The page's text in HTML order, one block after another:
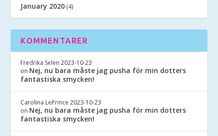
January 2020 (4)
KOMMENTARER
Fredrika Selen 2023-10-23
on Nej, nu bara måste jag pusha för min dotters
fantastiska smycken!
Carolina LePrince 2023-10-23
on Nej, nu bara måste jag pusha för min dotters
fantastiska smycken!